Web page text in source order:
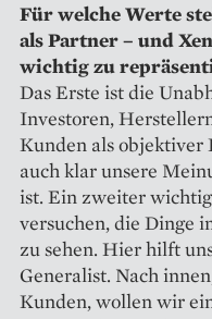
Für welche Werte
als Partner – und
wichtig zu
Das Erste ist die
Investoren,
Kunden als objektiver
auch klar unsere
ist. Ein zweiter
versuchen, die Dinge
zu sehen. Hier hilft
Generalist. Nach
Kunden, wollen wir